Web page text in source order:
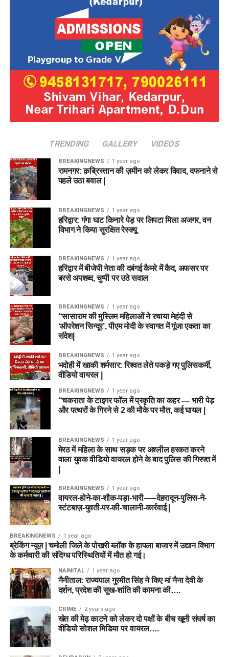
TRENDING GALLERY VIDEOS
BREAKINGNEWS 1 year ago
रामनगर: क़ब्रिस्तान की ज़मीन को लेकर विवाद, दफनाने से
पहले उठा बवाल |
BREAKINGNEWS 1 year ago
हरिद्वार: गंगा घाट किनारे पेड़ पर लिपटा मिला अजगर, वन
विभाग ने किया सुरक्षित रेस्क्यू
BREAKINGNEWS 1 year ago
हरिद्वार में बीजेपी नेता की दबंगई कैमरे में कैद, अफसर पर
बरसे अपशब्द, चुप्पी पर उठे सवाल
BREAKINGNEWS 1 year ago
“सासाराम की मुस्लिम महिलाओं ने रचाया मेहंदी से
‘ऑपरेशन सिन्दूर’, पीएम मोदी के स्वागत में गूंजा एकता का
संदेश|
BREAKINGNEWS 1 year ago
भदोही में खाकी शर्मसार: रिश्वत लेते पकड़े गए पुलिसकर्मी,
वीडियो वायरल |
BREAKINGNEWS 1 year ago
“चकराता के टाइगर फॉल में प्रकृति का कहर — भारी पेड़
और पत्थरों के गिरने से 2 की मौके पर मौत, कई घायल |
BREAKINGNEWS 1 year ago
मेरठ में महिला के साथ सड़क पर अश्लील हरकत करने
वाला युवक वीडियो वायरल होने के बाद पुलिस की गिरफ्त में
BREAKINGNEWS 1 year ago
वायरल-होने-का-शौक-पड़ा-भारी-—-देहरादून-पुलिस-ने-
स्टंटबाज़-युवती-पर-की-चालानी-कार्रवाई |
BREAKINGNEWS 1 year ago
ब्रेकिंग न्यूज़ | चमोली जिले के पोखरी ब्लॉक के हापला बाजार में उद्यान विभाग
के कर्मचारी की संदिग्ध परिस्थितियों में मौत हो गई।
NAINITAL 1 year ago
नैनीताल: राज्यपाल गुरमीत सिंह ने किए मां नैना देवी के
दर्शन, प्रदेश की सुख-शांति की कामना की….
CRIME 2 years ago
खेत की मेढ़ काटने को लेकर दो पक्षों के बीच खूनी संघर्ष का
वीडियो सोशल मिडिया पर वायरल….